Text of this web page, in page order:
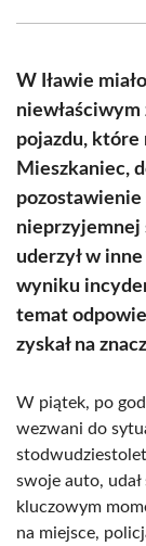
(Twitter)
W Iławie
pojazdu, które
Mieszkaniec,
pozostawienie
nieprzyjemnej
uderzył w
wyniku
temat
zyskał na
W piątek, po
wezwani do
swoje auto,
kluczowym
na miejsce,